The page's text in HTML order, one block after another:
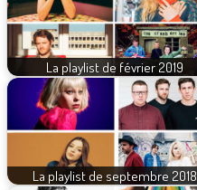
La playlist de février 2019
La playlist de septembre 2018